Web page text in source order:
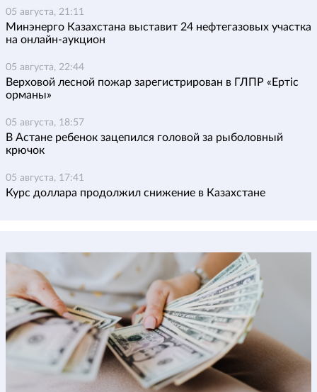
05 августа, 21:11
Минэнерго Казахстана выставит 24 нефтегазовых участка
на онлайн-аукцион
05 августа, 22:44
Верховой лесной пожар зарегистрирован в ГЛПР «Ертіс
орманы»
05 августа, 18:57
В Астане ребенок зацепился головой за рыболовный
крючок
05 августа, 17:41
Курс доллара продолжил снижение в Казахстане